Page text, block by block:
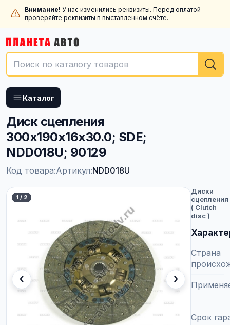
Внимание! У нас изменились реквизиты. Перед оплатой
проверяйте реквизиты в выставленном счёте.
Каталог
Диск сцепления
300x190x16x30.0; SDE;
NDD018U; 90129
Код товара:Артикул:NDD018U
1 / 2
‹ ›
Диски
сцепления
( Clutch
disc )
Страна
Срок